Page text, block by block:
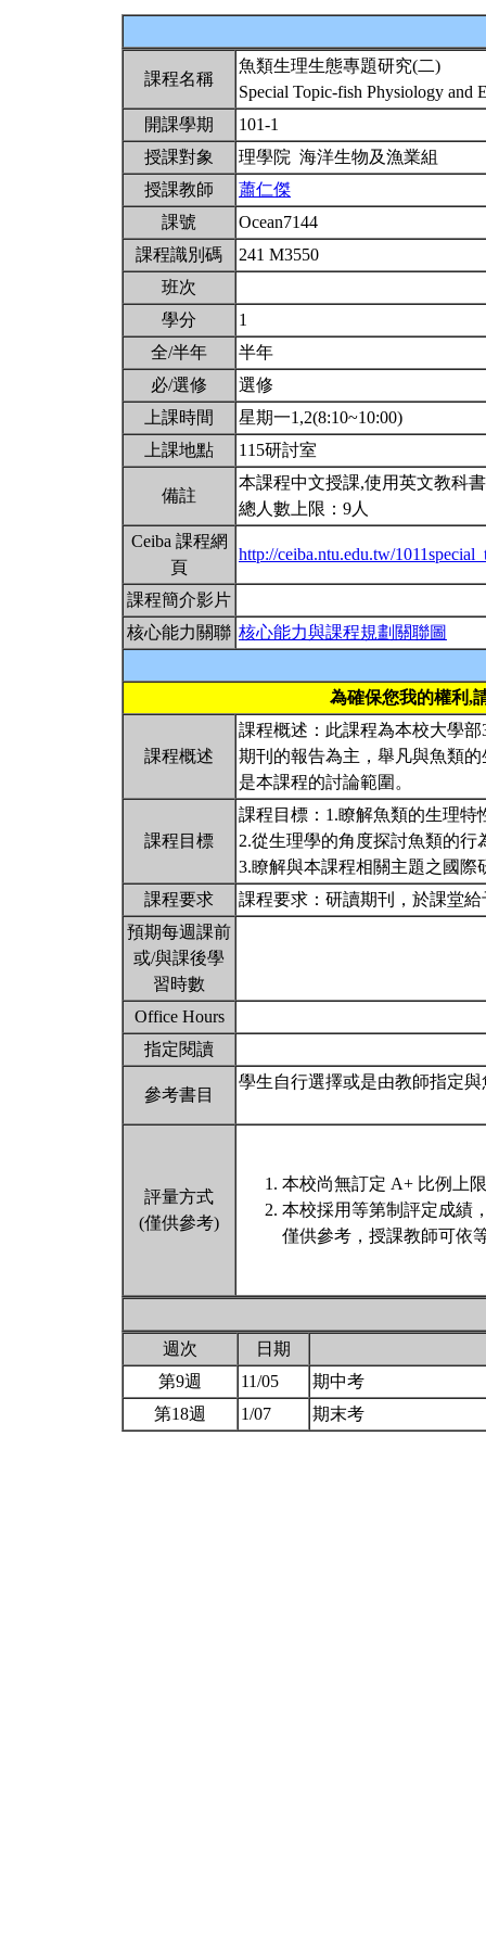
課程名稱
魚類生理生態專題研究(二)
Special Topic-fish Physiology and
開課學期
101-1
授課對象
理學院 海洋生物及漁業組
授課教師
蕭仁傑
課號
Ocean7144
課程識別碼
241 M3550
班次
學分
1
全/半年
半年
必/選修
選修
上課時間
星期一1,2(8:10~10:00)
上課地點
115研討室
備註
本課程中文授課,使用英文教科
總人數上限：9人
Ceiba 課程網
頁
http://ceiba.ntu.edu.tw/
課程簡介影片
核心能力關聯 核心能力與課程規劃關聯圖
為確保您我的權利,
課程概述
課程概述：此課程為本校大學
期刊的報告為主，舉凡與魚類
是本課程的討論範圍。
課程目標
課程目標：1.瞭解魚類的生理特
2.從生理學的角度探討魚類的行
3.瞭解與本課程相關主題之國
課程要求
課程要求：研讀期刊，於課堂
預期每週課前
或/與課後學
習時數
Office Hours
指定閱讀
參考書目
學生自行選擇或是由教師指定
評量方式
(僅供參考)
本校尚無訂定 A+ 比例上
本校採用等第制評定成績
僅供參考，授課教師可依
週次
日期
第9週
11/05
期中考
第18週
1/07 期末考